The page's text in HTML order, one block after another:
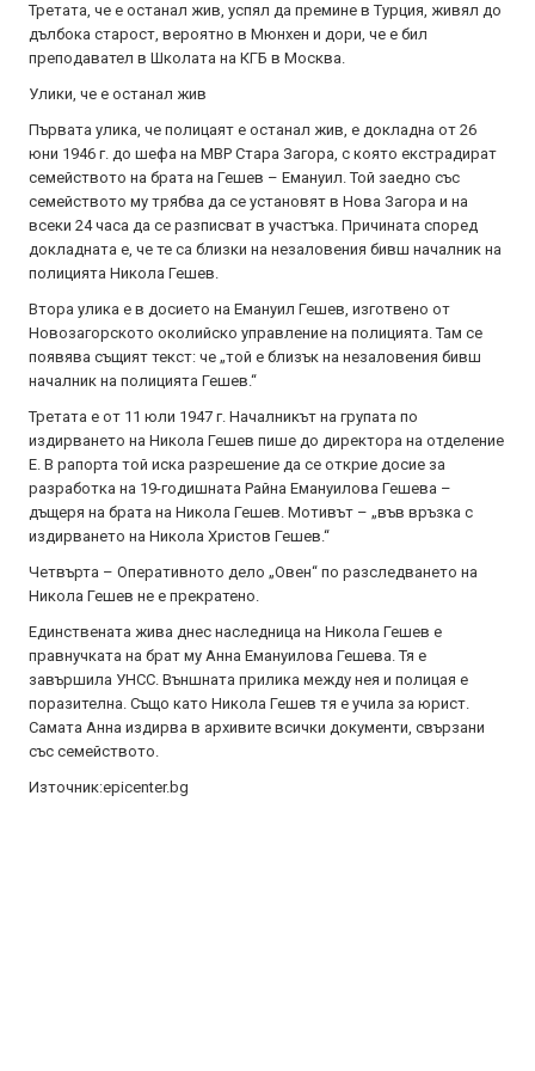
Третата, че е останал жив, успял да премине в Турция, живял до
дълбока старост, вероятно в Мюнхен и дори, че е бил
преподавател в Школата на КГБ в Москва.
Улики, че е останал жив
Първата улика, че полицаят е останал жив, е докладна от 26
юни 1946 г. до шефа на МВР Стара Загора, с която екстрадират
семейството на брата на Гешев – Емануил. Той заедно със
семейството му трябва да се установят в Нова Загора и на
всеки 24 часа да се разписват в участъка. Причината според
докладната е, че те са близки на незаловения бивш началник на
полицията Никола Гешев.
Втора улика е в досието на Емануил Гешев, изготвено от
Новозагорското околийско управление на полицията. Там се
появява същият текст: че „той е близък на незаловения бивш
началник на полицията Гешев.“
Третата е от 11 юли 1947 г. Началникът на групата по
издирването на Никола Гешев пише до директора на отделение
Е. В рапорта той иска разрешение да се открие досие за
разработка на 19-годишната Райна Емануилова Гешева –
дъщеря на брата на Никола Гешев. Мотивът – „във връзка с
издирването на Никола Христов Гешев.“
Четвърта – Оперативното дело „Овен“ по разследването на
Никола Гешев не е прекратено.
Единствената жива днес наследница на Никола Гешев е
правнучката на брат му Анна Емануилова Гешева. Тя е
завършила УНСС. Външната прилика между нея и полицая е
поразителна. Също като Никола Гешев тя е учила за юрист.
Самата Анна издирва в архивите всички документи, свързани
със семейството.
Източник:epicenter.bg